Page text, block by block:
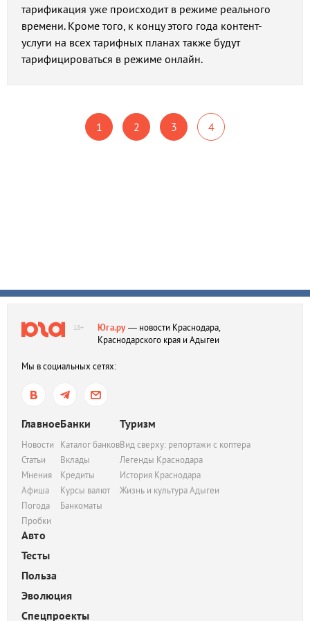
тарификация уже происходит в режиме реального
времени. Кроме того, к концу этого года контент-
услуги на всех тарифных планах также будут
тарифицироваться в режиме онлайн.
1 2 3 4
18+ Юга.ру— новости Краснодара,
Краснодарского края и Адыгеи
Мы в социальных сетях:
Главное
Новости
Статьи
Мнения
Афиша
Погода
Пробки
Банки
Каталог банков
Вклады
Кредиты
Курсы валют
Банкоматы
Туризм
Вид сверху: репортажи с коптера
Легенды Краснодара
История Краснодара
Жизнь и культура Адыгеи
Авто
Тесты
Польза
Эволюция
Спецпроекты